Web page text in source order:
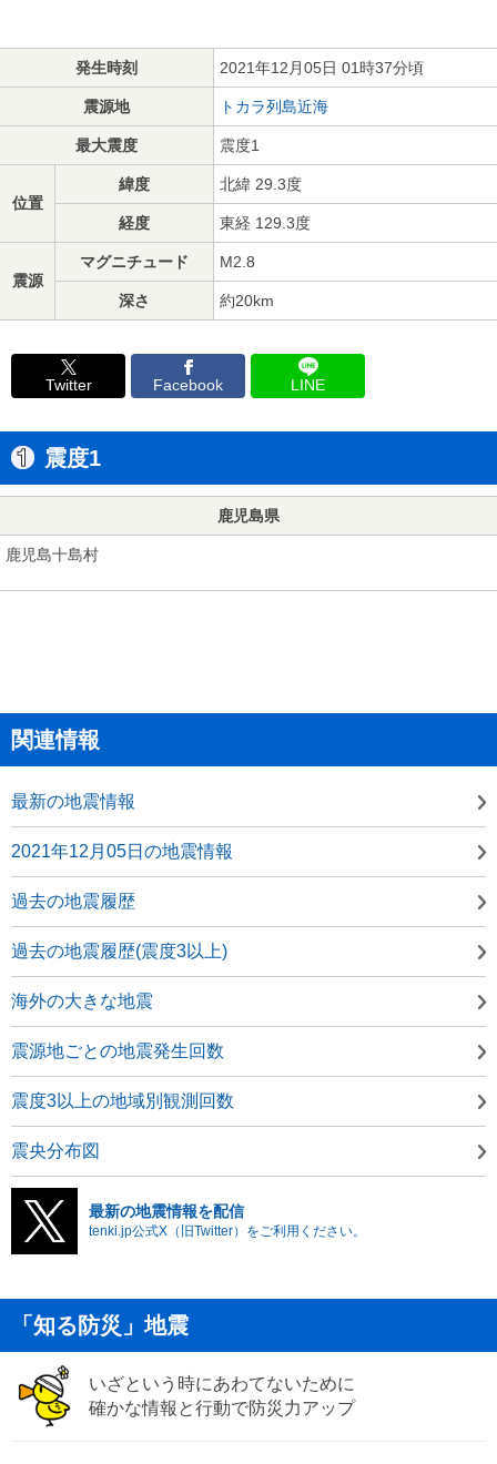
発生時刻 2021年12月05日 01時37分頃
震源地 トカラ列島近海
最大震度 震度1
位置
緯度 北緯 29.3度
経度 東経 129.3度
震源
マグニチュード M2.8
深さ 約20km
Twitter Facebook LINE
震度1
鹿児島県
鹿児島十島村
関連情報
最新の地震情報
2021年12月05日の地震情報
過去の地震履歴
過去の地震履歴(震度3以上)
海外の大きな地震
震源地ごとの地震発生回数
震度3以上の地域別観測回数
震央分布図
最新の地震情報を配信
tenki.jp公式X（旧Twitter）をご利用ください。
「知る防災」地震
いざという時にあわてないために
確かな情報と行動で防災力アップ